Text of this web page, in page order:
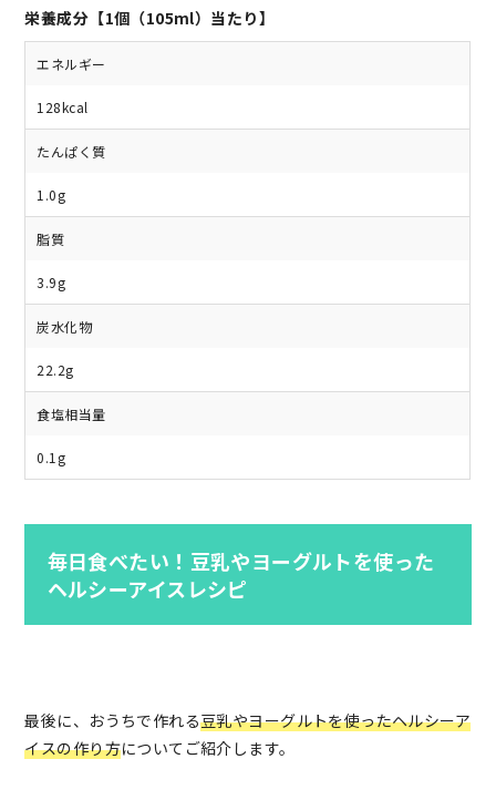
栄養成分【1個（105ml）当たり】
エネルギー
128kcal
たんぱく質
1.0g
脂質
3.9g
炭水化物
22.2g
食塩相当量
0.1g
毎日食べたい！豆乳やヨーグルトを使った
ヘルシーアイスレシピ
最後に、おうちで作れる豆乳やヨーグルトを使ったヘルシーア
イスの作り方についてご紹介します。